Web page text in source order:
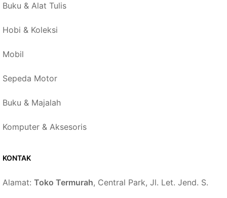
Buku & Alat Tulis
Hobi & Koleksi
Mobil
Sepeda Motor
Buku & Majalah
Komputer & Aksesoris
KONTAK
Alamat: Toko Termurah, Central Park, Jl. Let. Jend. S.